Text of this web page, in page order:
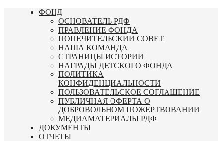
Перейти
ФОНД
ОСНОВАТЕЛЬ РДФ
ПРАВЛЕНИЕ ФОНДА
ПОПЕЧИТЕЛЬСКИЙ СОВЕТ
НАША КОМАНДА
СТРАНИЦЫ ИСТОРИИ
НАГРАДЫ ДЕТСКОГО ФОНДА
ПОЛИТИКА
КОНФИДЕНЦИАЛЬНОСТИ
ПОЛЬЗОВАТЕЛЬСКОЕ СОГЛАШЕНИЕ
ПУБЛИЧНАЯ ОФЕРТА О
ДОБРОВОЛЬНОМ ПОЖЕРТВОВАНИИ
МЕДИАМАТЕРИАЛЫ РДФ
ДОКУМЕНТЫ
ОТЧЕТЫ